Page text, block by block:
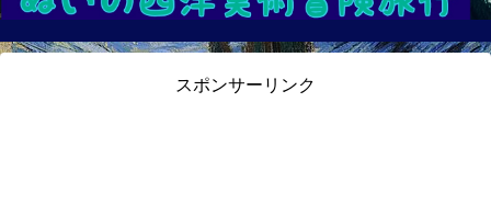
スポンサーリンク